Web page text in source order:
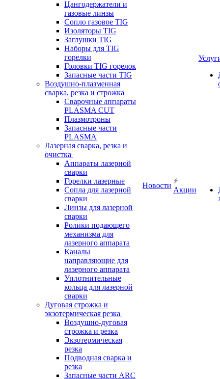
Цангодержатели и
газовые линзы
Сопло газовое TIG
Изоляторы TIG
Заглушки TIG
Наборы для TIG
горелки
Головки TIG горелок
Запасные части TIG
Воздушно-плазменная
сварка, резка и строжка
Сварочные аппараты
PLASMA CUT
Плазмотроны
Запасные части
PLASMA
Лазерная сварка, резка и
очистка
Аппараты лазерной
сварки
Горелки лазерные
Сопла для лазерной
сварки
Линзы для лазерной
сварки
Ролики подающего
механизма для
лазерного аппарата
Каналы
направляющие для
лазерного аппарата
Уплотнительные
кольца для лазерной
сварки
Дуговая строжка и
экзотермическая резка
Воздушно-дуговая
строжка и резка
Экзотермическая
резка
Подводная сварка и
резка
Запасные части ARC
Новости
Акции